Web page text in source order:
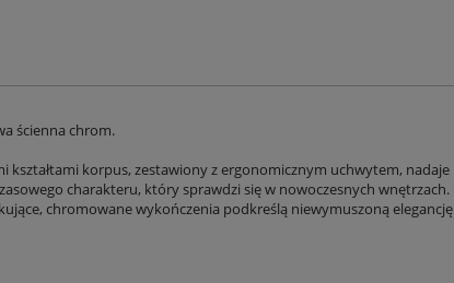
ścienna chrom.
kształtami korpus, zestawiony z ergonomicznym uchwytem, nadaje
charakteru, który sprawdzi się w nowoczesnych wnętrzach.
chromowane wykończenia podkreślą niewymuszoną elegancję